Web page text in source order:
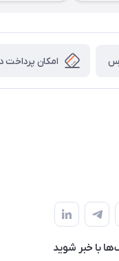
امکان پرداخت
با‌ خبر شوید